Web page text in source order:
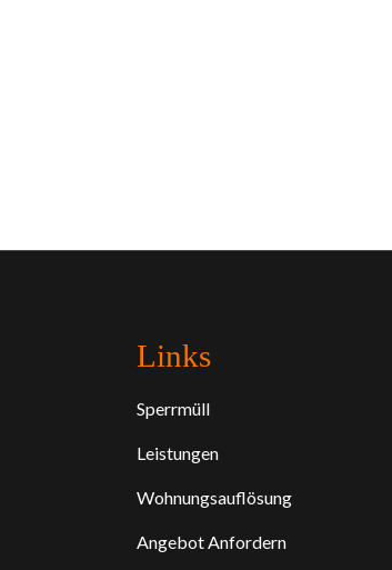
Links
Sperrmüll
Leistungen
Wohnungsauflösung
Angebot Anfordern